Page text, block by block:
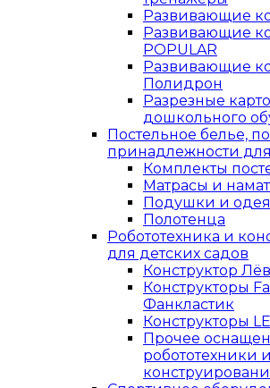
Развивающие
Развивающие
POPULAR
Развивающие
Полидрон
Разрезные
дошкольного
Постельное белье,
принадлежности
Комплекты
Матрасы и
Подушки и
Полотенца
Робототехника и
для детских садов
Конструктор
Конструкторы
Фанкластик
Конструкторы
Прочее
робототехники и